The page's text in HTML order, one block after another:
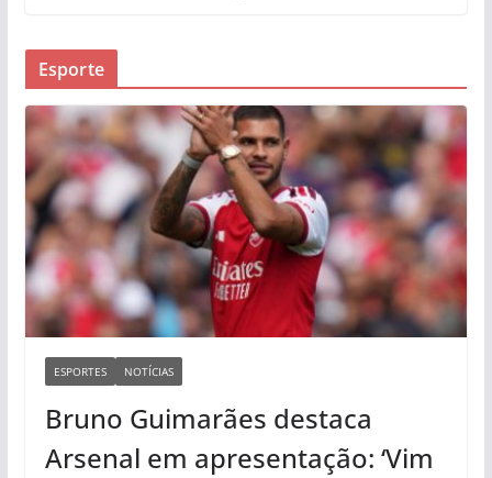
Esporte
ESPORTES NOTÍCIAS
Bruno Guimarães destaca
Arsenal em apresentação: ‘Vim